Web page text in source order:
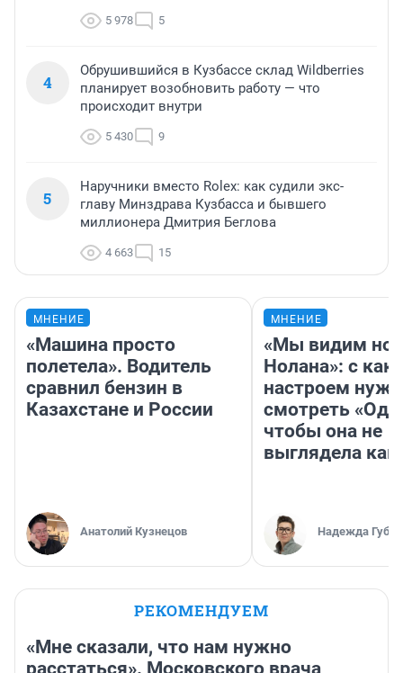
5 978 5
4
Обрушившийся в Кузбассе склад Wildberries
планирует возобновить работу — что
происходит внутри
5 430 9
5
Наручники вместо Rolex: как судили экс-
главу Минздрава Кузбасса и бывшего
миллионера Дмитрия Беглова
4 663 15
МНЕНИЕ
«Машина просто
полетела». Водитель
сравнил бензин в
Казахстане и России
Анатолий Кузнецов
МНЕНИЕ
«Мы видим
Нолана»: с
настроем
смотреть
чтобы она не
выглядела как
Надежда
РЕКОМЕНДУЕМ
«Мне сказали, что нам нужно
расстаться». Московского врача